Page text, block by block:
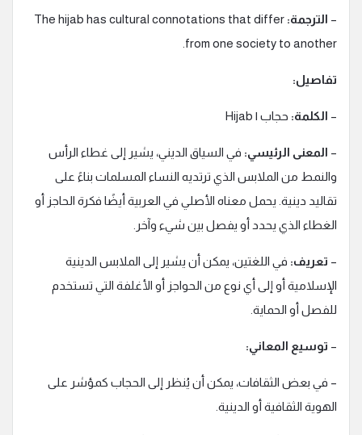
– الترجمة: The hijab has cultural connotations that differ
from one society to another.
تفاصيل:
– الكلمة: حجاب | Hijab
– المعنى الرئيسي: في السياق الديني، يشير إلى غطاء الرأس
والنمط من الملابس الذي ترتديه النساء المسلمات بناءً على
تقاليد دينية. يحمل معناه الأصلي في العربية أيضًا فكرة الحاجز أو
الغطاء الذي يحدد أو يفصل بين شيء وآخر.
– تعريف: في اللغتين، يمكن أن يشير إلى الملابس الدينية
الإسلامية أو إلى أي نوع من الحواجز أو الأغلفة التي تستخدم
للفصل أو الحماية.
– توسيع المعاني:
– في بعض الثقافات، يمكن أن يُنظر إلى الحجاب كمؤشر على
الهوية الثقافية أو الدينية.